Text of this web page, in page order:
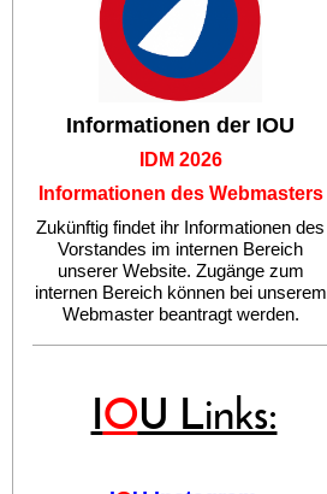
Informationen der IOU
IDM 2026
Informationen des Webmasters
Zukünftig findet ihr Informationen des
Vorstandes im internen Bereich
unserer Website. Zugänge zum
internen Bereich können bei unserem
Webmaster beantragt werden.
IOU Links: